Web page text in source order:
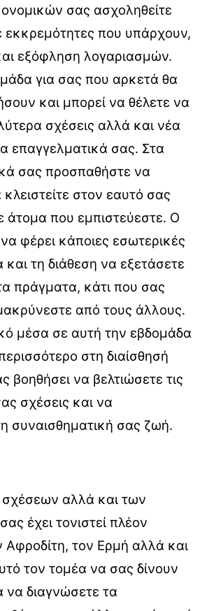
σας ασχοληθείτε
εκκρεμότητες που υπάρχουν,
εξόφληση λογαριασμών.
για σας που αρκετά θα
και μπορεί να θέλετε να
σχέσεις αλλά και νέα
επαγγελματικά σας. Στα
σας προσπαθήστε να
στον εαυτό σας
άτομα που εμπιστεύεστε. Ο
φέρει κάποιες εσωτερικές
και τη διάθεση να εξετάσετε
πράγματα, κάτι που σας
από τους άλλους.
μέσα σε αυτή την εβδομάδα
στη διαίσθησή
βοηθήσει να βελτιώσετε τις
σχέσεις και να
συναισθηματική σας ζωή.
αλλά και των
έχει τονιστεί πλέον
Αφροδίτη, τον Ερμή αλλά και
τον τομέα να σας δίνουν
να διαγνώσετε τα